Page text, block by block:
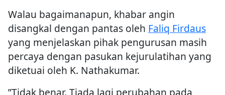
Walau bagaimanapun, khabar angin
disangkal dengan pantas oleh Faliq Firdaus
yang menjelaskan pihak pengurusan masih
percaya dengan pasukan kejurulatihan yang
diketuai oleh K. Nathakumar.